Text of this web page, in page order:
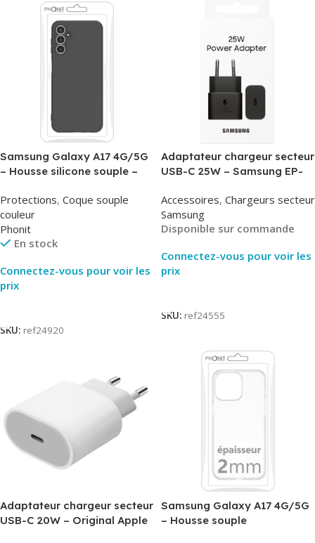
Samsung Galaxy A17 4G/5G
– Housse silicone souple –
Protections, Coque souple
couleur
Phonit
En stock
Connectez-vous pour voir les
prix
SKU: ref24920
Adaptateur chargeur secteur
USB-C 25W – Samsung EP-
Packaging Original
Accessoires, Chargeurs secteur
Samsung
Disponible sur commande
Connectez-vous pour voir les
prix
SKU: ref24555
Adaptateur chargeur secteur
USB-C 20W – Original Apple
Samsung Galaxy A17 4G/5G
– Housse souple